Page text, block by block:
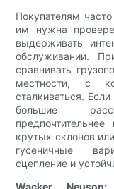
Покупателям
им нужна
выдерживать
обслуживании.
сравнивать
местности, с
сталкиваться.
большие
крутых склонов
гусеничные
сцепление и